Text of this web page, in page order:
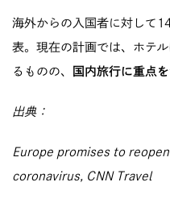
海外からの入国者に対して
表。現在の計画では、ホテ
るものの、
国内旅行に重点を
出典：
Europe promises to
coronavirus, CNN Travel